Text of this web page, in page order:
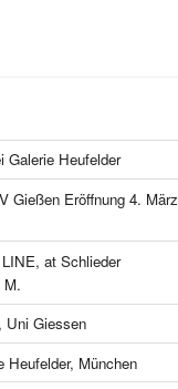
Galerie Heufelder
Gießen Eröffnung 4. März
at Schlieder
M.
Uni Giessen
Heufelder, München